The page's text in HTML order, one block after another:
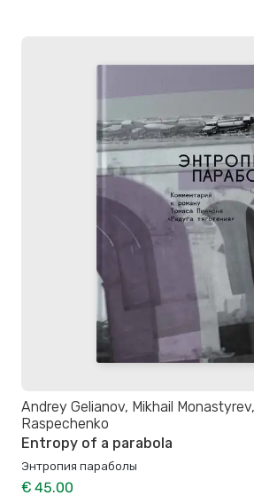
Andrey Gelianov, Mikhail
Raspechenko
Entropy of a parabola
Энтропия параболы
€ 45.00